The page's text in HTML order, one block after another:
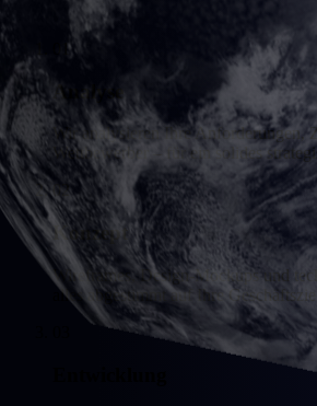
01
Analyse
Wir analysieren Ihre Anforderungen,
Wettbewerber – für ein solides
02
Konzept
Wireframes, Design-Mockups und
alles abgestimmt auf Ihre